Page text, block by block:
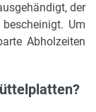
der
Um
Abholzeiten